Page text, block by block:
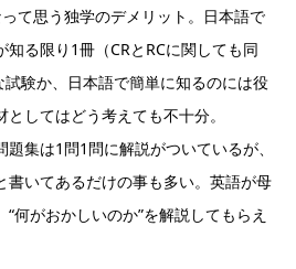
て思う独学のデメリット。日本語で
る限り1冊（CRとRCに関しても同
験か、日本語で簡単に知るのには役
してはどう考えても不十分。
集は1問1問に解説がついているが、
書いてあるだけの事も多い。英語が母
何がおかしいのか”を解説してもらえ